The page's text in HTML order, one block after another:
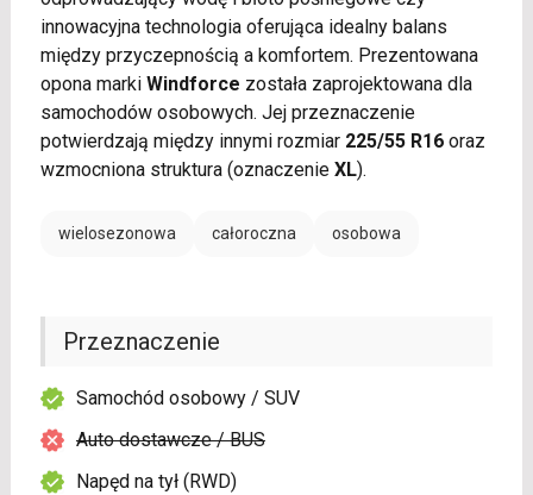
innowacyjna technologia oferująca idealny balans
między przyczepnością a komfortem. Prezentowana
opona marki Windforce została zaprojektowana dla
samochodów osobowych. Jej przeznaczenie
potwierdzają między innymi rozmiar 225/55 R16oraz
wzmocniona struktura (oznaczenie XL).
wielosezonowa całoroczna osobowa
Przeznaczenie
Samochód osobowy / SUV
Auto dostawcze / BUS
Napęd na tył (RWD)